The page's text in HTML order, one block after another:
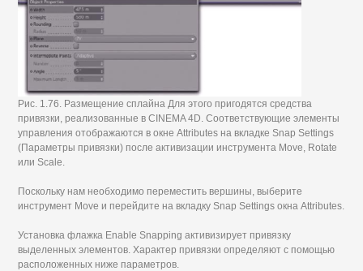
Рис. 1.76. Размещение сплайна Для этого пригодятся средства
привязки, реализованные в CINEMA 4D. Соответствующие элементы
управления отображаются в окне Attributes на вкладке Snap Settings
(Параметры привязки) после активизации инструмента Move, Rotate
или Scale.
Поскольку нам необходимо переместить вершины, выберите
инструмент Move и перейдите на вкладку Snap Settings окна Attributes.
Установка флажка Enable Snapping активизирует привязку
выделенных элементов. Характер привязки определяют с помощью
расположенных ниже параметров.